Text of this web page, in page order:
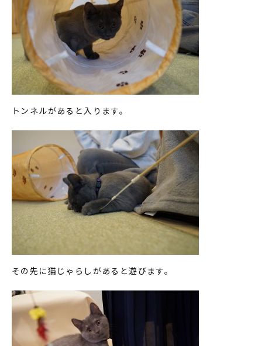
トンネルがあると入ります。
その先に猫じゃらしがあると遊びます。